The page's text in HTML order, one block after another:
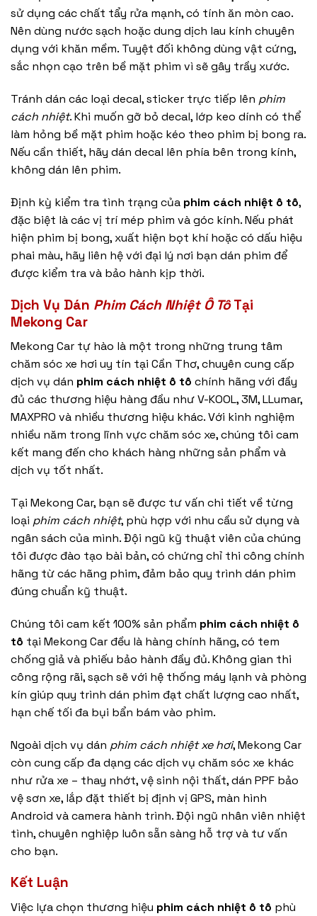
sử dụng các chất tẩy rửa mạnh, có tính ăn mòn cao.
Nên dùng nước sạch hoặc dung dịch lau kính chuyên
dụng với khăn mềm. Tuyệt đối không dùng vật cứng,
sắc nhọn cạo trên bề mặt phim vì sẽ gây trầy xước.
Tránh dán các loại decal, sticker trực tiếp lên phim
cách nhiệt. Khi muốn gỡ bỏ decal, lớp keo dính có thể
làm hỏng bề mặt phim hoặc kéo theo phim bị bong ra.
Nếu cần thiết, hãy dán decal lên phía bên trong kính,
không dán lên phim.
Định kỳ kiểm tra tình trạng của phim cách nhiệt ô tô,
đặc biệt là các vị trí mép phim và góc kính. Nếu phát
hiện phim bị bong, xuất hiện bọt khí hoặc có dấu hiệu
phai màu, hãy liên hệ với đại lý nơi bạn dán phim để
được kiểm tra và bảo hành kịp thời.
Dịch Vụ Dán Phim Cách Nhiệt Ô TôTại
Mekong Car
Mekong Car tự hào là một trong những trung tâm
chăm sóc xe hơi uy tín tại Cần Thơ, chuyên cung cấp
dịch vụ dán phim cách nhiệt ô tô chính hãng với đầy
đủ các thương hiệu hàng đầu như V-KOOL, 3M, LLumar,
MAXPRO và nhiều thương hiệu khác. Với kinh nghiệm
nhiều năm trong lĩnh vực chăm sóc xe, chúng tôi cam
kết mang đến cho khách hàng những sản phẩm và
dịch vụ tốt nhất.
Tại Mekong Car, bạn sẽ được tư vấn chi tiết về từng
loại phim cách nhiệt, phù hợp với nhu cầu sử dụng và
ngân sách của mình. Đội ngũ kỹ thuật viên của chúng
tôi được đào tạo bài bản, có chứng chỉ thi công chính
hãng từ các hãng phim, đảm bảo quy trình dán phim
đúng chuẩn kỹ thuật.
Chúng tôi cam kết 100% sản phẩm phim cách nhiệt ô
tô tại Mekong Car đều là hàng chính hãng, có tem
chống giả và phiếu bảo hành đầy đủ. Không gian thi
công rộng rãi, sạch sẽ với hệ thống máy lạnh và phòng
kín giúp quy trình dán phim đạt chất lượng cao nhất,
hạn chế tối đa bụi bẩn bám vào phim.
Ngoài dịch vụ dán phim cách nhiệt xe hơi, Mekong Car
còn cung cấp đa dạng các dịch vụ chăm sóc xe khác
như rửa xe – thay nhớt,vệ sinh nội thất, dán PPF bảo
vệ sơn xe, lắp đặt thiết bị định vị GPS, màn hình
Android và camera hành trình. Đội ngũ nhân viên nhiệt
tình, chuyên nghiệp luôn sẵn sàng hỗ trợ và tư vấn
cho bạn.
Kết Luận
Việc lựa chọn thương hiệu phim cách nhiệt ô tô phù